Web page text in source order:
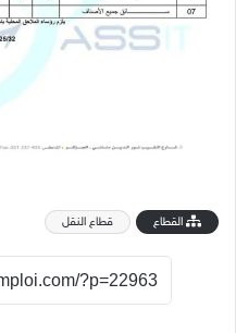
القطاع قطاع النقل